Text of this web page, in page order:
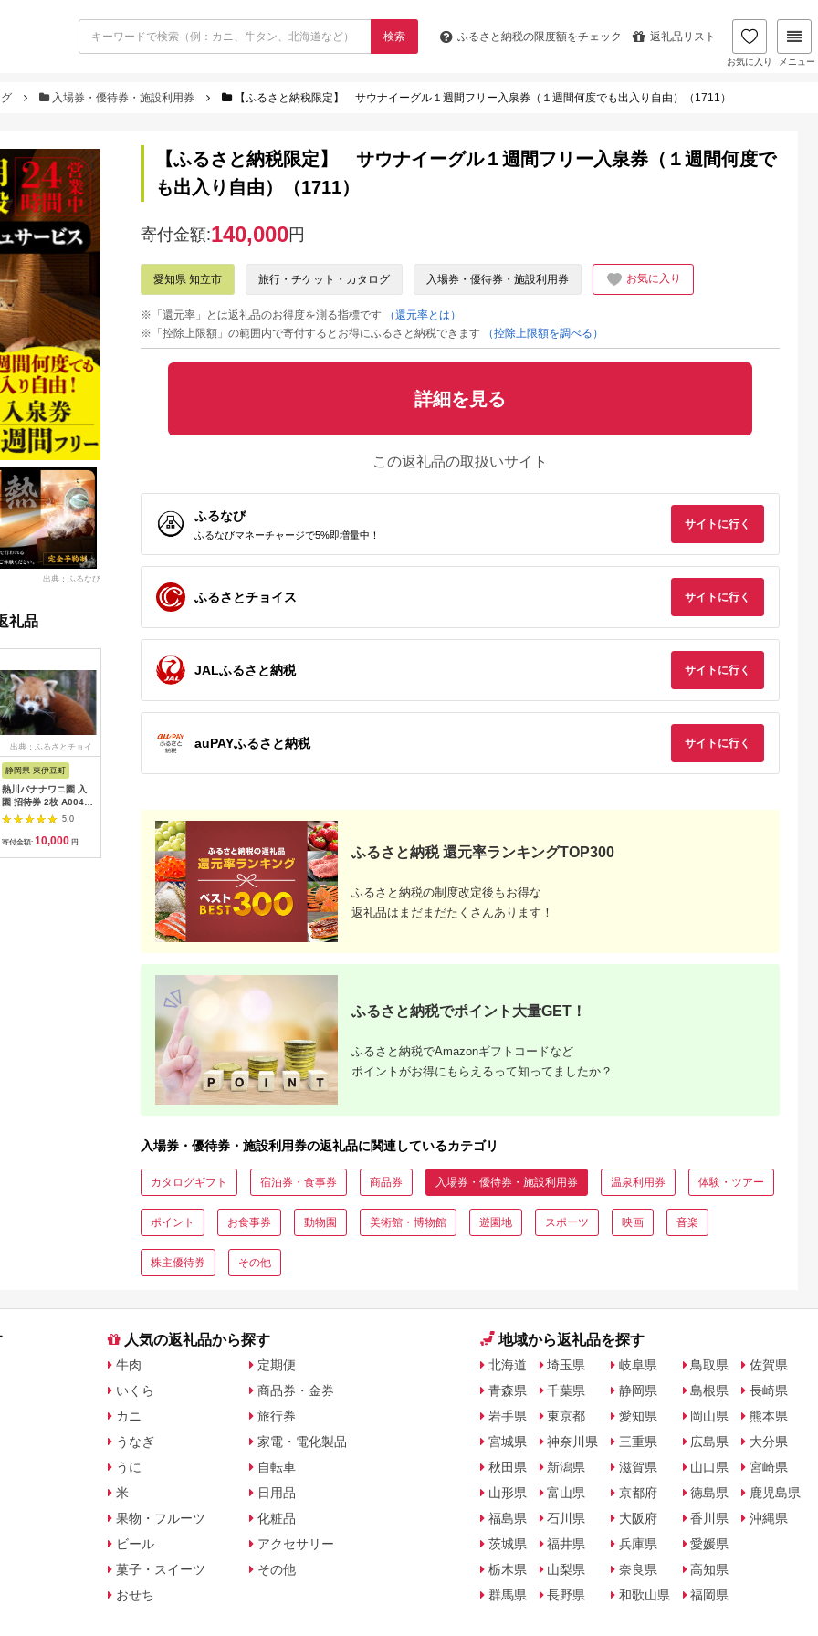
検索 ふるさと納税の限度額をチェック 返礼品リスト
お気に入り メニュー
入場券・優待券・施設利用券 【ふるさと納税限定】 サウナイーグル１週間フリー入泉券（１週間何度でも出入り自由）（1711）
出典：ふるなび
礼品
出典：ふるさとチョイ
静岡県 東伊豆町
熱川バナナワニ園 入
園 招待券 2枚 A004
／ 熱帯 動植物園 チケ
ット 静岡県 東伊豆町
5.0
寄付金額: 10,000 円
出典：ふるなび
100,000
出典：ふるなび
間3年（Eメール発
行）｜予約 宿泊 観光
体験 温泉 ホテル 旅館
チケット 子供 子連れ
カップル 家族 店頭 オ
ンライン ネット 電話
沖縄 沖縄
10,000円
出典：ふるなび
ト 子供 子連れ カップ
出典：JRE MALLふ
【ふるさと納税限定】 サウナイーグル１週間フリー入泉券（１週間何度で
も出入り自由）（1711）
寄付金額:140,000円
愛知県 知立市 旅行・チケット・カタログ 入場券・優待券・施設利用券 お気に入り
※「還元率」とは返礼品のお得度を測る指標です
（還元率とは）
※「控除上限額」の範囲内で寄付するとお得にふるさと納税できます
（控除上限額を調べる）
詳細を見る
この返礼品の取扱いサイト
ふるなび
ふるなびマネーチャージで5%即増量中！
サイトに行く
ふるさとチョイス サイトに行く
JALふるさと納税 サイトに行く
auPAYふるさと納税 サイトに行く
ふるさと納税 還元率ランキングTOP300
ふるさと納税の制度改定後もお得な
返礼品はまだまだたくさんあります！
ふるさと納税でポイント大量GET！
ふるさと納税でAmazonギフトコードなど
ポイントがお得にもらえるって知ってましたか？
入場券・優待券・施設利用券の返礼品に関連しているカテゴリ
カタログギフト 宿泊券・食事券 商品券 入場券・優待券・施設利用券 温泉利用券 体験・ツアー
ポイント お食事券 動物園 美術館・博物館 遊園地 スポーツ 映画 音楽
株主優待券 その他
人気の返礼品から探す
牛肉
いくら
カニ
うなぎ
うに
米
果物・フルーツ
ビール
菓子・スイーツ
おせち
定期便
商品券・金券
旅行券
家電・電化製品
自転車
日用品
化粧品
アクセサリー
その他
地域から返礼品を探す
北海道
青森県
岩手県
宮城県
秋田県
山形県
福島県
茨城県
栃木県
群馬県
埼玉県
千葉県
東京都
神奈川県
新潟県
富山県
石川県
福井県
山梨県
長野県
岐阜県
静岡県
愛知県
三重県
滋賀県
京都府
大阪府
兵庫県
奈良県
和歌山県
鳥取県
島根県
岡山県
広島県
山口県
徳島県
香川県
愛媛県
高知県
福岡県
佐賀県
長崎県
熊本県
大分県
宮崎県
鹿児島県
沖縄県